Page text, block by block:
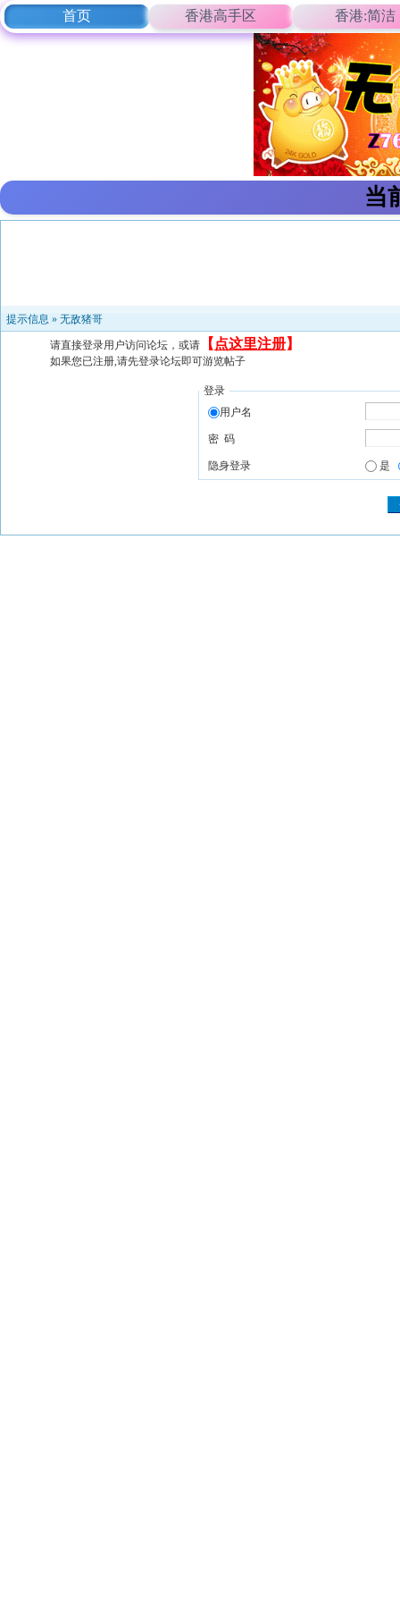
首页 香港高手区 香港:简洁
当
提示信息 » 无敌猪哥
请直接登录用户访问论坛，或请 【 点这里注册】
如果您已注册,请先登录论坛即可游览帖子
登录
用户名
密 码
隐身登录 是